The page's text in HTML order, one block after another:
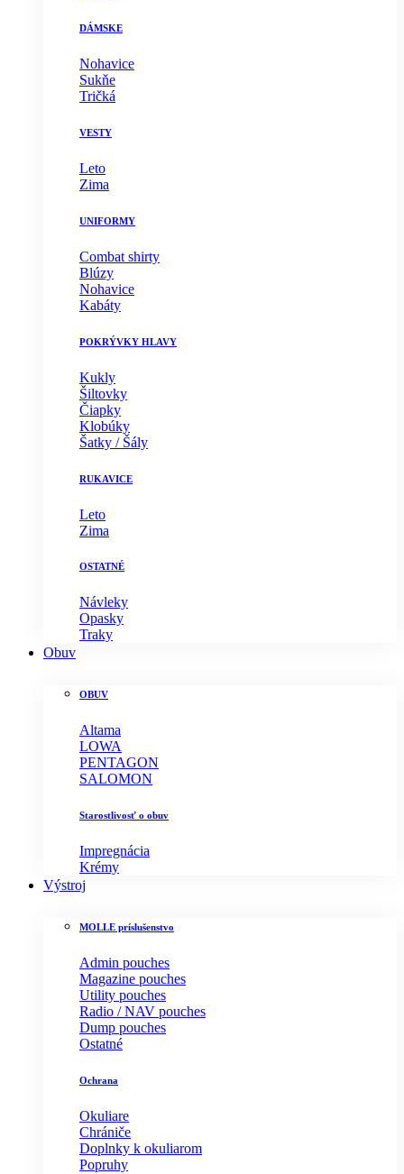
DÁMSKE
Nohavice
Sukňe
Tričká
VESTY
Leto
Zima
UNIFORMY
Combat shirty
Blúzy
Nohavice
Kabáty
POKRÝVKY HLAVY
Kukly
Šiltovky
Čiapky
Klobúky
Šatky / Šály
RUKAVICE
Leto
Zima
OSTATNÉ
Návleky
Opasky
Traky
Obuv
OBUV
Altama
LOWA
PENTAGON
SALOMON
Starostlivosť o obuv
Impregnácia
Krémy
Výstroj
MOLLE príslušenstvo
Admin pouches
Magazine pouches
Utility pouches
Radio / NAV pouches
Dump pouches
Ostatné
Ochrana
Okuliare
Chrániče
Doplnky k okuliarom
Popruhy